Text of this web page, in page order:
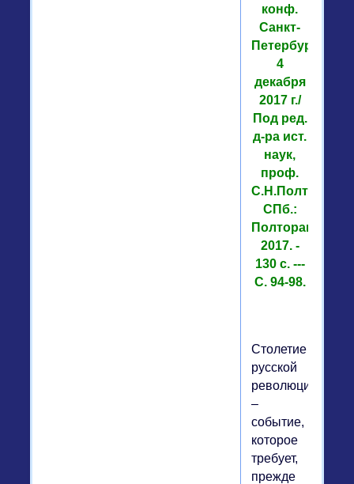
конф.
Санкт-
Петербург,
4
декабря
2017 г./
Под ред.
д-ра ист.
наук,
проф.
С.Н.Полторака,
СПб.:
Полторак,
2017. -
130 с. ---
С. 94-98.
Столетие
русской
революции
–
событие,
которое
требует,
прежде